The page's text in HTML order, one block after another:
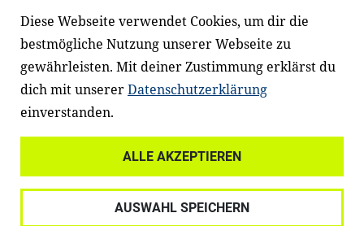
Newsletter
Facebook LinkedIn
Datenschutz
Diese Webseite verwendet Cookies, um dir die
bestmögliche Nutzung unserer Webseite zu
gewährleisten. Mit deiner Zustimmung erklärst du
dich mit unsererDatenschutzerklärung
einverstanden.
ALLE AKZEPTIEREN
AUSWAHL SPEICHERN